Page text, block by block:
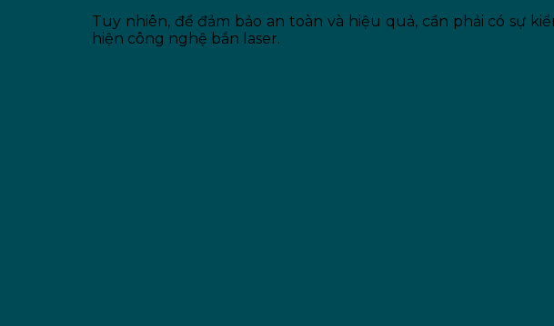
Tuy nhiên, để đảm bảo an toàn và hiệu quả, cần phải có sự
hiện công nghệ bắn laser.